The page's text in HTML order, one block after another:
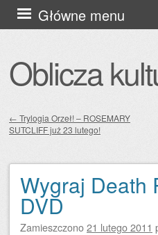
Oblicza
Główne menu
Przejdź
do
Zobacz wpisy
← Trylogia Orzeł! – ROSEMARY
SUTCLIFF już 23 lutego!
Wygraj Death
DVD
Zamieszczono21 lutego 2011